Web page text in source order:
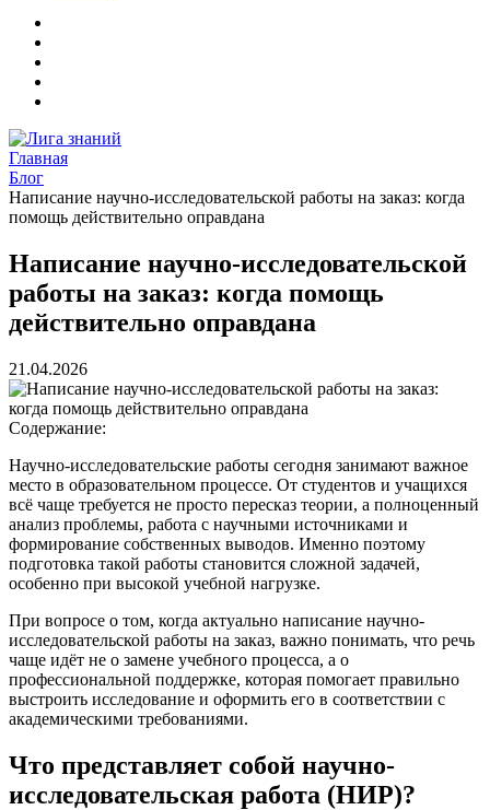
Главная
Блог
Написание научно-исследовательской работы на заказ: когда
помощь действительно оправдана
Написание научно-исследовательской
работы на заказ: когда помощь
действительно оправдана
21.04.2026
Содержание:
Научно-исследовательские работы сегодня занимают важное
место в образовательном процессе. От студентов и учащихся
всё чаще требуется не просто пересказ теории, а полноценный
анализ проблемы, работа с научными источниками и
формирование собственных выводов. Именно поэтому
подготовка такой работы становится сложной задачей,
особенно при высокой учебной нагрузке.
При вопросе о том, когда актуально написание научно-
исследовательской работы на заказ, важно понимать, что речь
чаще идёт не о замене учебного процесса, а о
профессиональной поддержке, которая помогает правильно
выстроить исследование и оформить его в соответствии с
академическими требованиями.
Что представляет собой научно-
исследовательская работа (НИР)?